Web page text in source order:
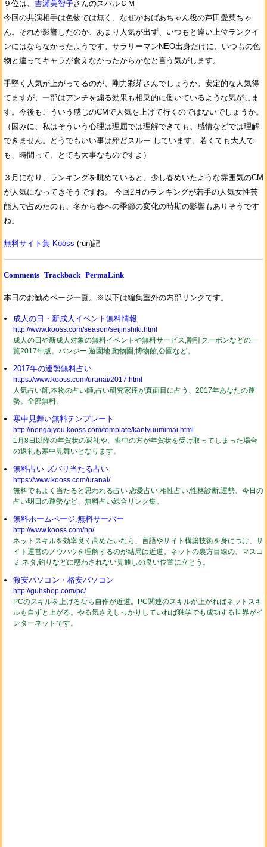
９位は、 吉瀬美智子さんのスバルＣＭ
今回の共演相手は色物では無く、なぜかおばあちゃん役の芦田愛菜ちゃ
ん。それが影響したのか、あまり人気が出ず、いつもと違い上位ランクイ
ンにはならなかったようです。サラリーマンNEO出身だけに、いつもの色
物と違ってキャラが食えなかったからかなと言う気がします。
手堅く人気が上がってるのが、剛力彩芽さんでしょうか。安定的な人気得
てますが、一部はアンチを煽る効果も相乗的に働いているような気がしま
す。今後もこういう感じのCMで人気を上げて行くのではないでしょうか。
（因みに、私はそういう心理は理屈では理解できても、感情などでは理解
できません。どうでもいい事は殆どスルー しています。若くても大人で
も、時間って、とても大事なものですよ）
３月になり、ランキングを眺めていると、少し春めいたような雰囲気のCM
が人気になってきそうですね。 今回2月のランキングが若手の人気女性芸
能人で占めたのも、冬から春への季節の変化の時期の影響もありそうです
ね。
無料サイト集 Kooss (run)記
Comments Trackback PermaLink
本日のお勧めページ一覧。※以下は編集室外の内部リンクです。
成人の日・新成人イベント無料情報
http://www.kooss.com/season/seijinshiki.html
成人の日や新成人対象の無料イベントや無料サービス,割引クーポンなどの一
覧2017年版。バンジー,遊園地,動物園,博物館,公園など。
2017年の運勢無料占い
https://www.kooss.com/uranai/2017.html
人気占い師,本物の占い師,占い研究家達が真面目に占う、2017年あなたの運
勢。全部無料。
寒中見舞い無料テンプレート
http://nengajyou.kooss.com/template/kantyuumimai.html
1月8日以降の年賀状の返礼や、喪中の方が年賀状を受け取ってしまった場合
の返礼も寒中見舞いとなります。
無料占い ズバリ当たる占い
https://www.kooss.com/uranai/
無料でもよく当たると思われる占い 恋愛占い,相性占い,性格診断,運勢、今日の
占い明日の運勢など、無料占い総合リンク集。
無料ホームページ,無料サーバー
http://www.kooss.com/hp/
ネットスキルを効率良く高めたいなら、言語やサイト構築技術を身につけ、サ
イト運営のノウハウを理解するのが結局は近道。ネットの裏方目線の、マスコ
ミ,ネタ,釣りなどに惑わされない見通しの良い位置に立とう。
激安パソコン・格安パソコン
http://guhshop.com/pc/
PCのスキルを上げるなら自作が近道。PC関連のスキルが上がればネットスキ
ルも自ずと上がる。やる気さえしっかりしていれば独学でも成功する世界がイ
ンターネットです。